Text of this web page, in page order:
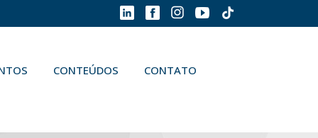
CONTEÚDOS CONTATO